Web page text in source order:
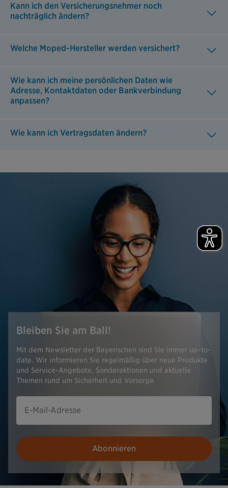
Kann ich den Versicherungsnehmer noch
nachträglich ändern?
Welche Moped-Hersteller werden versichert?
Wie kann ich meine persönlichen Daten wie
Adresse, Kontaktdaten oder Bankverbindung
anpassen?
Wie kann ich Vertragsdaten ändern?
Bleiben Sie am Ball!
Mit dem Newsletter der Bayerischen sind Sie immer up-to-
date. Wir informieren Sie regelmäßig über neue Produkte
und Service-Angebote, Sonderaktionen und aktuelle
Themen rund um Sicherheit und Vorsorge.
E-Mail-Adresse
Abonnieren